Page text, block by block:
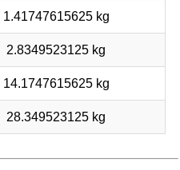
1.41747615625 kg
2.8349523125 kg
14.1747615625 kg
28.349523125 kg